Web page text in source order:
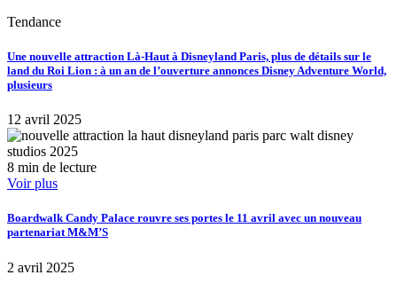
Tendance
Une nouvelle attraction Là-Haut à Disneyland Paris, plus de détails sur le
land du Roi Lion : à un an de l’ouverture annonces Disney Adventure World,
plusieurs
12 avril 2025
8 min de lecture
Voir plus
Boardwalk Candy Palace rouvre ses portes le 11 avril avec un nouveau
partenariat M&M’S
2 avril 2025